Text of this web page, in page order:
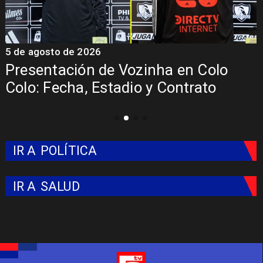
Colo
La Roja enfrentará a los
del Mundial 2026
5 de agosto de 2026
IR A POLÍTICA
IR A SALUD